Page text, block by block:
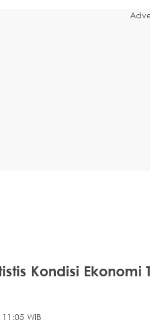
Kondisi Ekonomi
WIB